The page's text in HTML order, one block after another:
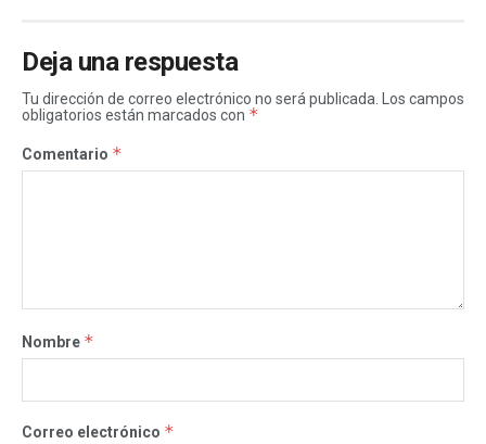
Deja una respuesta
Tu dirección de correo electrónico no será publicada.
Los campos
obligatorios están marcados con *
Comentario *
Nombre *
Correo electrónico *